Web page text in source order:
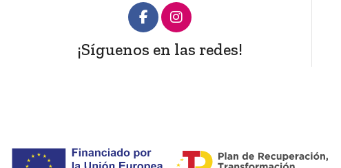
¡Síguenos en las redes!